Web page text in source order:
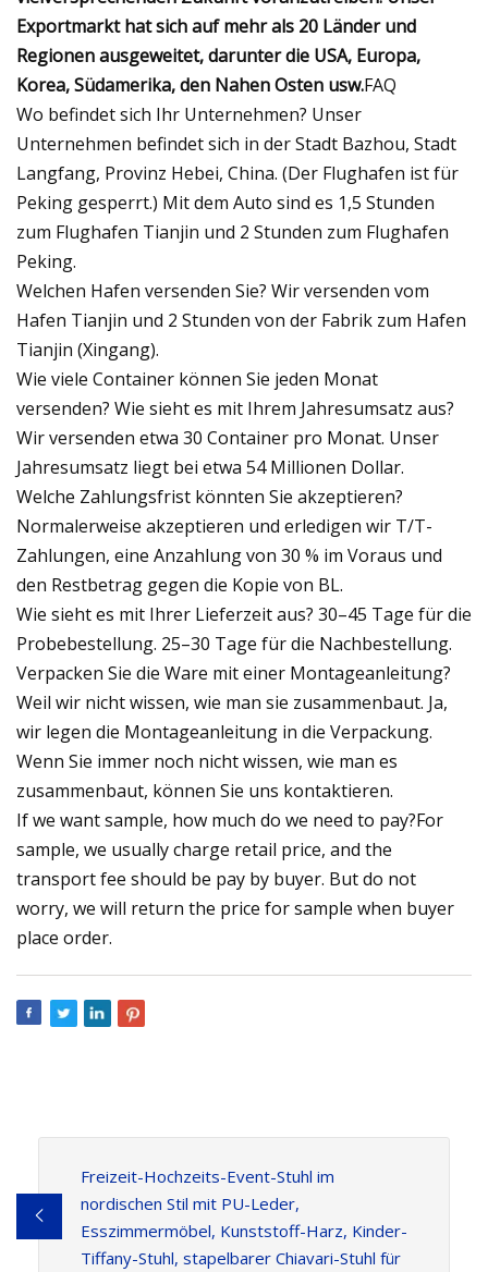
Exportmarkt hat sich auf mehr als 20 Länder und
Regionen ausgeweitet, darunter die USA, Europa,
Korea, Südamerika, den Nahen Osten usw.FAQ
Wo befindet sich Ihr Unternehmen? Unser
Unternehmen befindet sich in der Stadt Bazhou, Stadt
Langfang, Provinz Hebei, China. (Der Flughafen ist für
Peking gesperrt.) Mit dem Auto sind es 1,5 Stunden
zum Flughafen Tianjin und 2 Stunden zum Flughafen
Peking.
Welchen Hafen versenden Sie? Wir versenden vom
Hafen Tianjin und 2 Stunden von der Fabrik zum Hafen
Tianjin (Xingang).
Wie viele Container können Sie jeden Monat
versenden? Wie sieht es mit Ihrem Jahresumsatz aus?
Wir versenden etwa 30 Container pro Monat. Unser
Jahresumsatz liegt bei etwa 54 Millionen Dollar.
Welche Zahlungsfrist könnten Sie akzeptieren?
Normalerweise akzeptieren und erledigen wir T/T-
Zahlungen, eine Anzahlung von 30 % im Voraus und
den Restbetrag gegen die Kopie von BL.
Wie sieht es mit Ihrer Lieferzeit aus? 30–45 Tage für die
Probebestellung. 25–30 Tage für die Nachbestellung.
Verpacken Sie die Ware mit einer Montageanleitung?
Weil wir nicht wissen, wie man sie zusammenbaut. Ja,
wir legen die Montageanleitung in die Verpackung.
Wenn Sie immer noch nicht wissen, wie man es
zusammenbaut, können Sie uns kontaktieren.
If we want sample, how much do we need to pay?For
sample, we usually charge retail price, and the
transport fee should be pay by buyer. But do not
worry, we will return the price for sample when buyer
place order.
Freizeit-Hochzeits-Event-Stuhl im
nordischen Stil mit PU-Leder,
Esszimmermöbel, Kunststoff-Harz, Kinder-
Tiffany-Stuhl, stapelbarer Chiavari-Stuhl für